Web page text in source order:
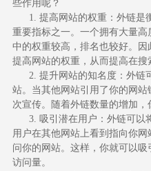
些作用呢？
1. 提高网站的权重：外链是
重要指标之一。一个拥有大量
中的权重较高，排名也较好。
提高网站的权重，从而提高在搜
2. 提升网站的知名度：外链
站。当其他网站引用了你的网
次宣传。随着外链数量的增加，
3. 吸引潜在用户：外链可以
用户在其他网站上看到指向你
问你的网站。这样，你就可以
访问量。